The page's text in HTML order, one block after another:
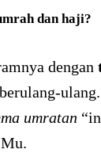
dan haji?
dengan
berulang-ulang.
umratan